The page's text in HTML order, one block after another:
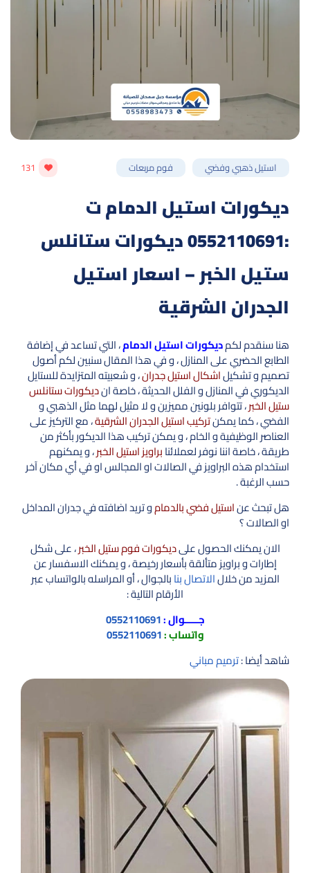
استيل ذهبي وفضي فوم مربعات 131
ديكورات استيل الدمام ت
:0552110691 ديكورات ستانلس
ستيل الخبر – اسعار استيل
الجدران الشرقية
هنا سنقدم لكمديكورات استيل الدمام، التي تساعد في إضافة
الطابع الحضري على المنازل ، و في هذا المقال سنبين لكم أصول
تصميم و تشكيلاشكال استيل جدران، و شعبيته المتزايدة للستايل
الديكوري في المنازل و الفلل الحديثة ، خاصة انديكورات ستانلس
ستيل الخبر، تتوافر بلونين مميزين و لا مثيل لهما مثل الذهبي و
الفضي ، كما يمكنتركيب استيل الجدران الشرقية، مع التركيز على
العناصر الوظيفية و الخام ، و يمكن تركيب هذا الديكور بأكثر من
طريقة ، خاصة اننا نوفر لعملائنابراويز استيل الخبر، و يمكنهم
استخدام هذه البراويز في الصالات او المجالس او في أي مكان آخر
حسب الرغبة .
هل تبحث عناستيل فضي بالدمامو تريد اضافته في جدران المداخل
او الصالات ؟
الان يمكنك الحصول علىديكورات فوم ستيل الخبر، على شكل
إطارات و براويز متألقة بأسعار رخيصة ، و يمكنك الاسفسار عن
المزيد من خلالالاتصال بنابالجوال ، أو المراسله بالواتساب عبر
الأرقام التالية :
جـــــوال :0552110691
واتساب :0552110691
شاهد أيضا :ترميم مباني